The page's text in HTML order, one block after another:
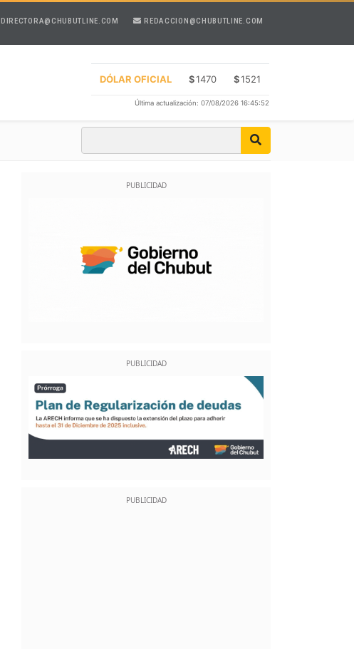
DIRECTORA@CHUBUTLINE.COM REDACCION@CHUBUTLINE.COM
DÓLAR OFICIAL $1470 $1521
Última actualización: 07/08/2026 16:45:52